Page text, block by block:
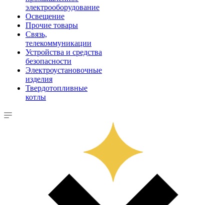
электрооборудование
Освещение
Прочие товары
Связь,
телекоммуникации
Устройства и средства
безопасности
Электроустановочные
изделия
Твердотопливные
котлы